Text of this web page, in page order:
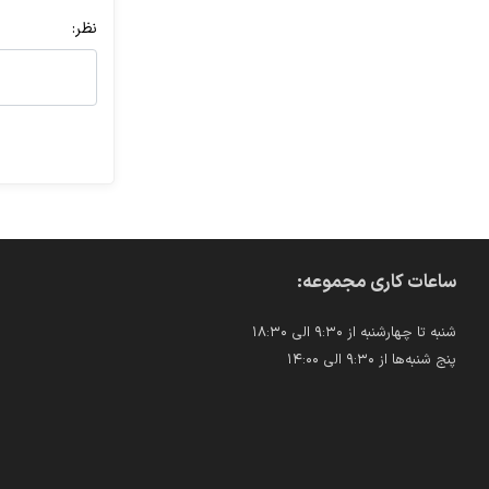
نظر:
ساعات کاری مجموعه:
شنبه تا چهارشنبه از ۹:۳۰ الی ۱۸:۳۰
پنج شنبه‌ها از ۹:۳۰ الی ۱۴:۰۰